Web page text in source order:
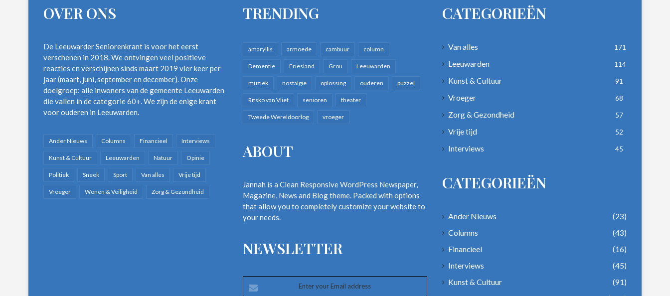
OVER ONS
De Leeuwarder Seniorenkrant is voor het eerst
verschenen in 2018. We ontvingen veel positieve
reacties en verschijnen sinds maart 2019 vier keer per
jaar (maart, juni, september en december). Onze
doelgroep: alle inwoners van de gemeente Leeuwarden
die vallen in de categorie 60+. We zijn de enige krant
voor ouderen in Leeuwarden.
Ander Nieuws Columns Financieel Interviews
Kunst & Cultuur Leeuwarden Natuur Opinie
Politiek Sneek Sport Van alles Vrije tijd
Vroeger Wonen & Veiligheid Zorg & Gezondheid
TRENDING
amaryllis armoede cambuur column
Dementie Friesland Grou Leeuwarden
muziek nostalgie oplossing ouderen puzzel
Ritsko van Vliet senioren theater
Tweede Wereldoorlog vroeger
ABOUT
Jannah is a Clean Responsive WordPress Newspaper,
Magazine, News and Blog theme. Packed with options
that allow you to completely customize your website to
your needs.
NEWSLETTER
your
CATEGORIEËN
Van alles 171
Leeuwarden 114
Kunst & Cultuur 91
Vroeger 68
Zorg & Gezondheid 57
Vrije tijd 52
Interviews 45
CATEGORIEËN
Ander Nieuws
(23)
Columns
(43)
Financieel
(16)
Interviews
(45)
Kunst & Cultuur
(91)